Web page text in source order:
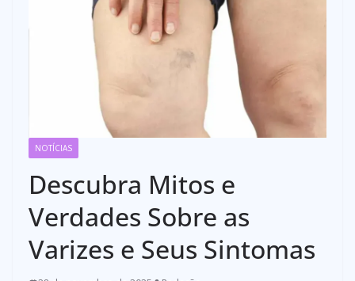
NOTÍCIAS
Descubra Mitos e
Verdades Sobre as
Varizes e Seus Sintomas